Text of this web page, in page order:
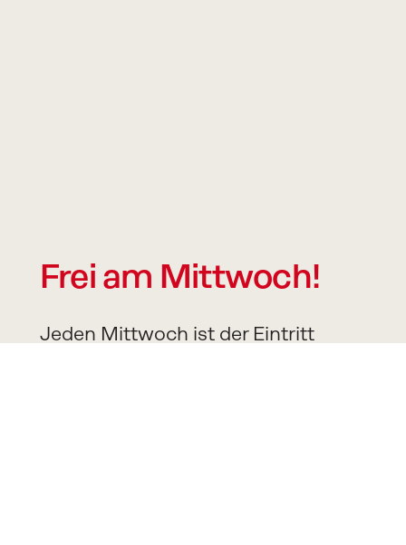
Frei am Mittwoch!
Jeden Mittwoch ist der Eintritt